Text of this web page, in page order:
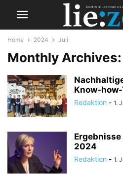
Home 2024 Juli
Monthly
Know-
Redaktion - 1.
2024
Redaktion - 1.